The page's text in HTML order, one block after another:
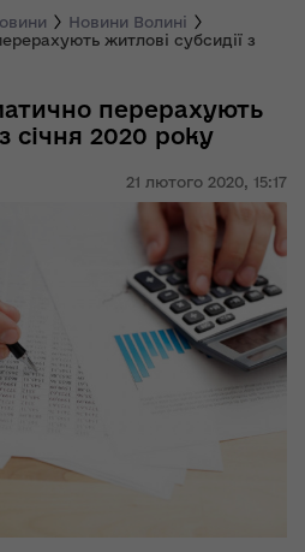
Новини Волині
житлові субсидії з
21 лютого 2020, 15:17
перерахують
січня 2020 року